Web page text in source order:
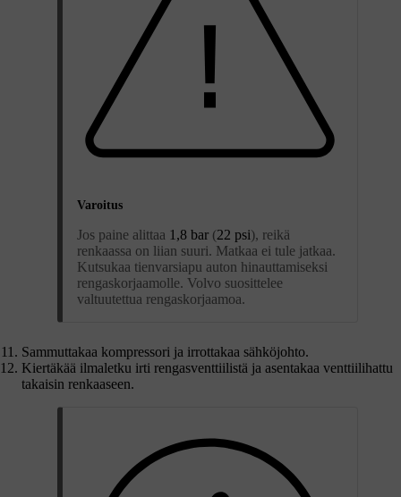
Varoitus
Jos paine alittaa 1,8 bar (22 psi), reikä
renkaassa on liian suuri. Matkaa ei tule jatkaa.
Kutsukaa tienvarsiapu auton hinauttamiseksi
rengaskorjaamolle. Volvo suosittelee
valtuutettua rengaskorjaamoa.
Sammuttakaa kompressori ja irrottakaa sähköjohto.
Kiertäkää ilmaletku irti rengasventtiilistä ja asentakaa venttiilihattu
takaisin renkaaseen.